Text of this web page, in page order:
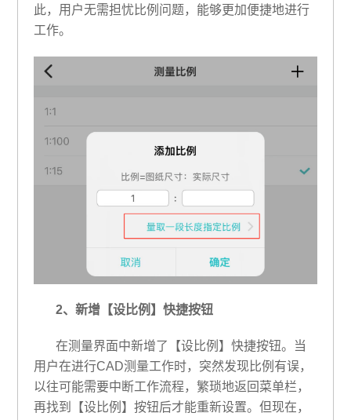
此，用户无需担忧比例问题，能够更加便捷地进行
工作。
2、新增【设比例】快捷按钮
在测量界面中新增了【设比例】快捷按钮。当
用户在进行CAD测量工作时，突然发现比例有误，
以往可能需要中断工作流程，繁琐地返回菜单栏，
再找到【设比例】按钮后才能重新设置。但现在，